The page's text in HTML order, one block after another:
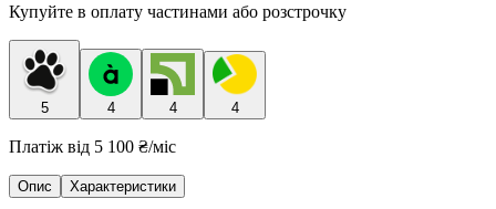
Купуйте в оплату частинами або розстрочку
5 4 4 4
Платіж від 5 100 ₴/міс
Опис Характеристики